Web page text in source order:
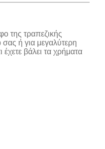
της τραπεζικής
ή για μεγαλύτερη
βάλει τα χρήματα